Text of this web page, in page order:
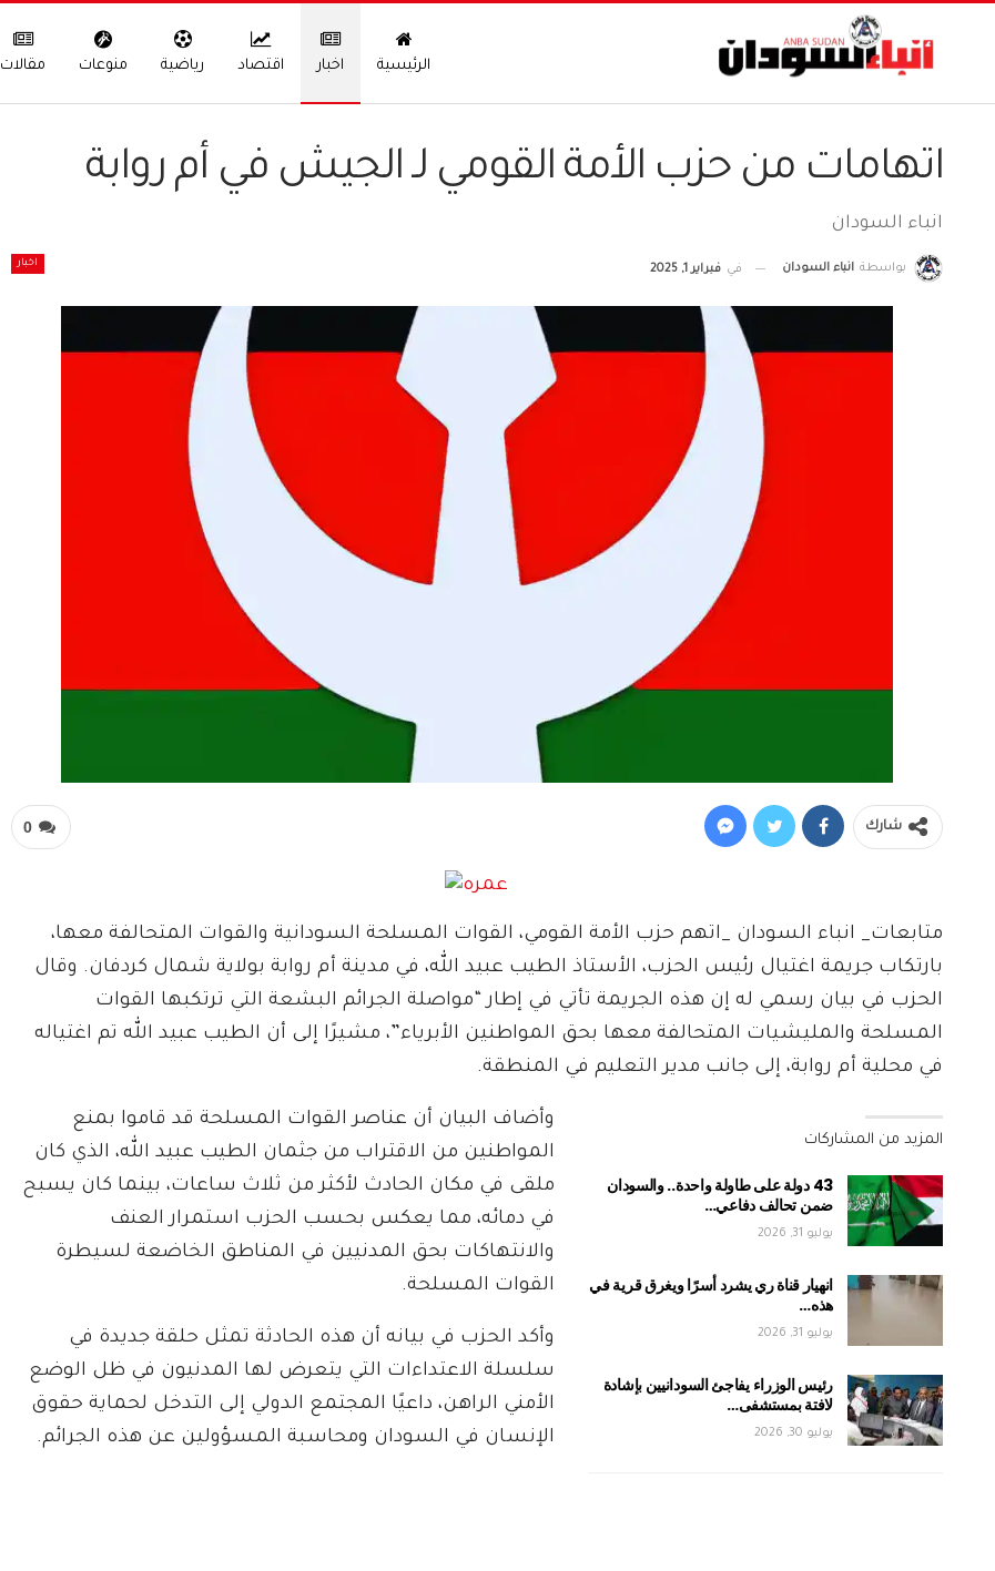
الرئيسية اخبار اقتصاد رياضية منوعات مقالات
اتهامات من حزب الأمة القومي لـ الجيش في أم روابة
انباء السودان
اخبار بواسطة انباء السودان في فبراير 1, 2025
0 شارك
متابعات_ انباء السودان _اتهم حزب الأمة القومي، القوات المسلحة السودانية والقوات المتحالفة معها،
بارتكاب جريمة اغتيال رئيس الحزب، الأستاذ الطيب عبيد الله، في مدينة أم روابة بولاية شمال كردفان. وقال
الحزب في بيان رسمي له إن هذه الجريمة تأتي في إطار “مواصلة الجرائم البشعة التي ترتكبها القوات
المسلحة والمليشيات المتحالفة معها بحق المواطنين الأبرياء”، مشيرًا إلى أن الطيب عبيد الله تم اغتياله
في محلية أم روابة، إلى جانب مدير التعليم في المنطقة.
المزيد من المشاركات
43 دولة على طاولة واحدة.. والسودان
ضمن تحالف دفاعي…
يوليو 31, 2026
انهيار قناة ري يشرد أسرًا ويغرق قرية في
هذه…
يوليو 31, 2026
رئيس الوزراء يفاجئ السودانيين بإشادة
لافتة بمستشفى…
يوليو 30, 2026
وأضاف البيان أن عناصر القوات المسلحة قد قاموا بمنع
المواطنين من الاقتراب من جثمان الطيب عبيد الله، الذي كان
ملقى في مكان الحادث لأكثر من ثلاث ساعات، بينما كان يسبح
في دمائه، مما يعكس بحسب الحزب استمرار العنف
والانتهاكات بحق المدنيين في المناطق الخاضعة لسيطرة
القوات المسلحة.
وأكد الحزب في بيانه أن هذه الحادثة تمثل حلقة جديدة في
سلسلة الاعتداءات التي يتعرض لها المدنيون في ظل الوضع
الأمني الراهن، داعيًا المجتمع الدولي إلى التدخل لحماية حقوق
الإنسان في السودان ومحاسبة المسؤولين عن هذه الجرائم.